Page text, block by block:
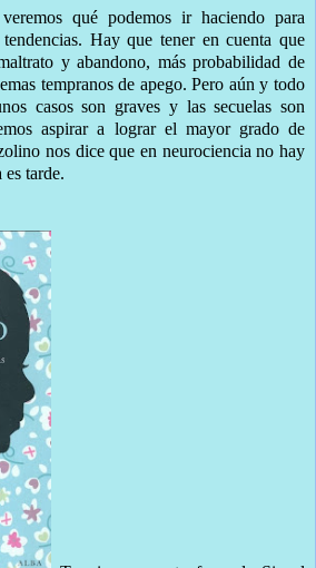
qué podemos ir haciendo para
tendencias. Hay que tener en cuenta que
y abandono, más probabilidad de
tempranos de apego. Pero aún y todo
casos son graves y las secuelas son
aspirar a lograr el mayor grado de
nos dice que en neurociencia no hay
tarde.